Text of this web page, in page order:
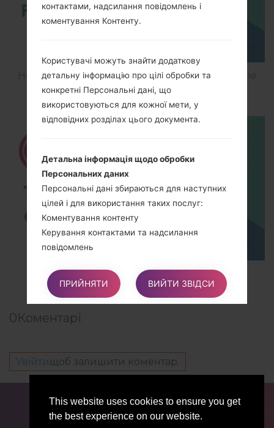
This website uses cookies to ensure you get
the best experience on our website.
How to Flash Stock Firmware on LG Smartphone
using LG UP?
TOP 5 SECRET CODES for LG!
0Коментарі
Увійти щоб залишити коментар.
ПРИВАТНІСТЬ
контактами, надсилання повідомлень і
коментування Контенту.
Користувачі можуть знайти додаткову
детальну інформацію про цілі обробки та
конкретні Персональні дані, що
використовуються для кожної мети, у
відповідних розділах цього документа.
Детальна інформація щодо обробки
Персональних даних
Персональні дані збираються для наступних
цілей і для використання таких послуг:
Коментування контенту
Керування контактами та надсилання
повідомлень
Права Користувачів
правами щодо своїх Даних, що обробляються
Зокрема, Користувачі мають право:
Користувачі мають право скасувати свою
згоду, якщо раніше вони давали згоду на
ПРИЙНЯТИ ВИЙТИ ЗВІДСИ